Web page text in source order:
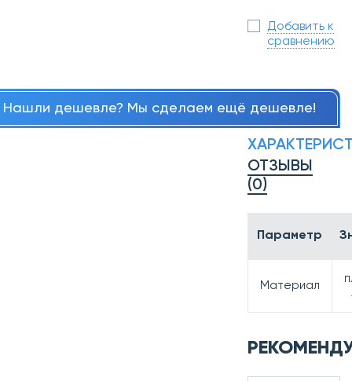
Добавить к
сравнению
Нашли дешевле? Мы сделаем ещё дешевле!
ОТЗЫВЫ
(0)
Параметр
Материал